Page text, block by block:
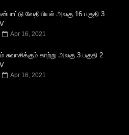
வேதியியல் அலகு 16 பகுதி 3
Apr 16, 2021
சுவாசிக்கும் காற்று அலகு 3 பகுதி 2
Apr 16, 2021